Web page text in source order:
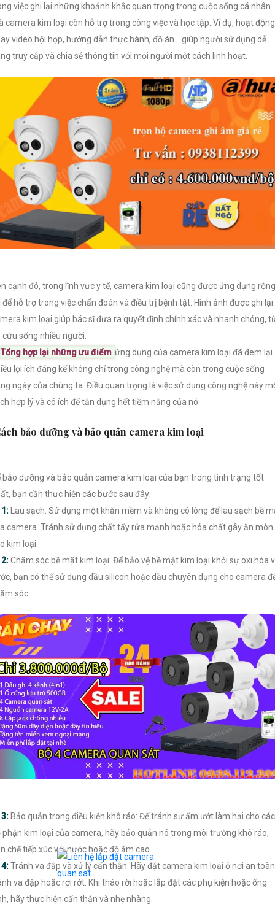
việc ghi lại những khoảnh khắc quan trọng trong cuộc sống cá nhân
camera kim loại còn hỗ trợ trong công việc và học tập. Ví dụ, hoạt động
video hội họp, hướng dẫn thực hành, đồ án… giúp người sử dụng dễ
truy cập và chia sẻ thông tin với mọi người một cách linh hoạt.
cạnh đó, trong lĩnh vực y tế, camera kim loại cũng được ứng dụng rộng
để hỗ trợ trong việc chẩn đoán và điều trị bệnh tật. Hình ảnh được ghi
kim loại giúp bác sĩ đưa ra quyết định chính xác và nhanh chóng,
cứu sống nhiều người.
Tổng hợp lại những ưu điểm ứng dụng của camera kim loại đã đem lại
lợi ích đáng kể không chỉ trong công nghệ mà còn trong cuộc sống
ngày của chúng ta. Điều quan trọng là việc sử dụng công nghệ này
hợp lý và có ích để tận dụng hết tiềm năng của nó.
bảo dưỡng và bảo quản camera kim loại
bảo dưỡng và bảo quản camera kim loại của bạn trong tình trạng tốt
bạn cần thực hiện các bước sau đây:
1: Lau sạch: Sử dụng một khăn mềm và không có lông để lau sạch bề
camera. Tránh sử dụng chất tẩy rửa mạnh hoặc hóa chất gây ăn mòn
kim loại.
2:Chăm sóc bề mặt kim loại: Để bảo vệ bề mặt kim loại khỏi sự oxi hóa
bạn có thể sử dụng dầu silicon hoặc dầu chuyên dụng cho camera
sóc.
3: Bảo quản trong điều kiện khô ráo: Để tránh sự ẩm ướt làm hại cho các
phận kim loại của camera, hãy bảo quản nó trong môi trường khô ráo,
chế tiếp xúc với nước hoặc độ ẩm cao.
4:Tránh va đập và xử lý cẩn thận: Hãy đặt camera kim loại ở nơi an
va đập hoặc rơi rớt. Khi tháo rời hoặc lắp đặt các phụ kiện hoặc ống
hãy thực hiện cẩn thận và nhẹ nhàng.